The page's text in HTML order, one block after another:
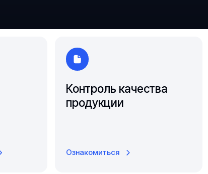
Контроль качества
продукции
Ознакомиться